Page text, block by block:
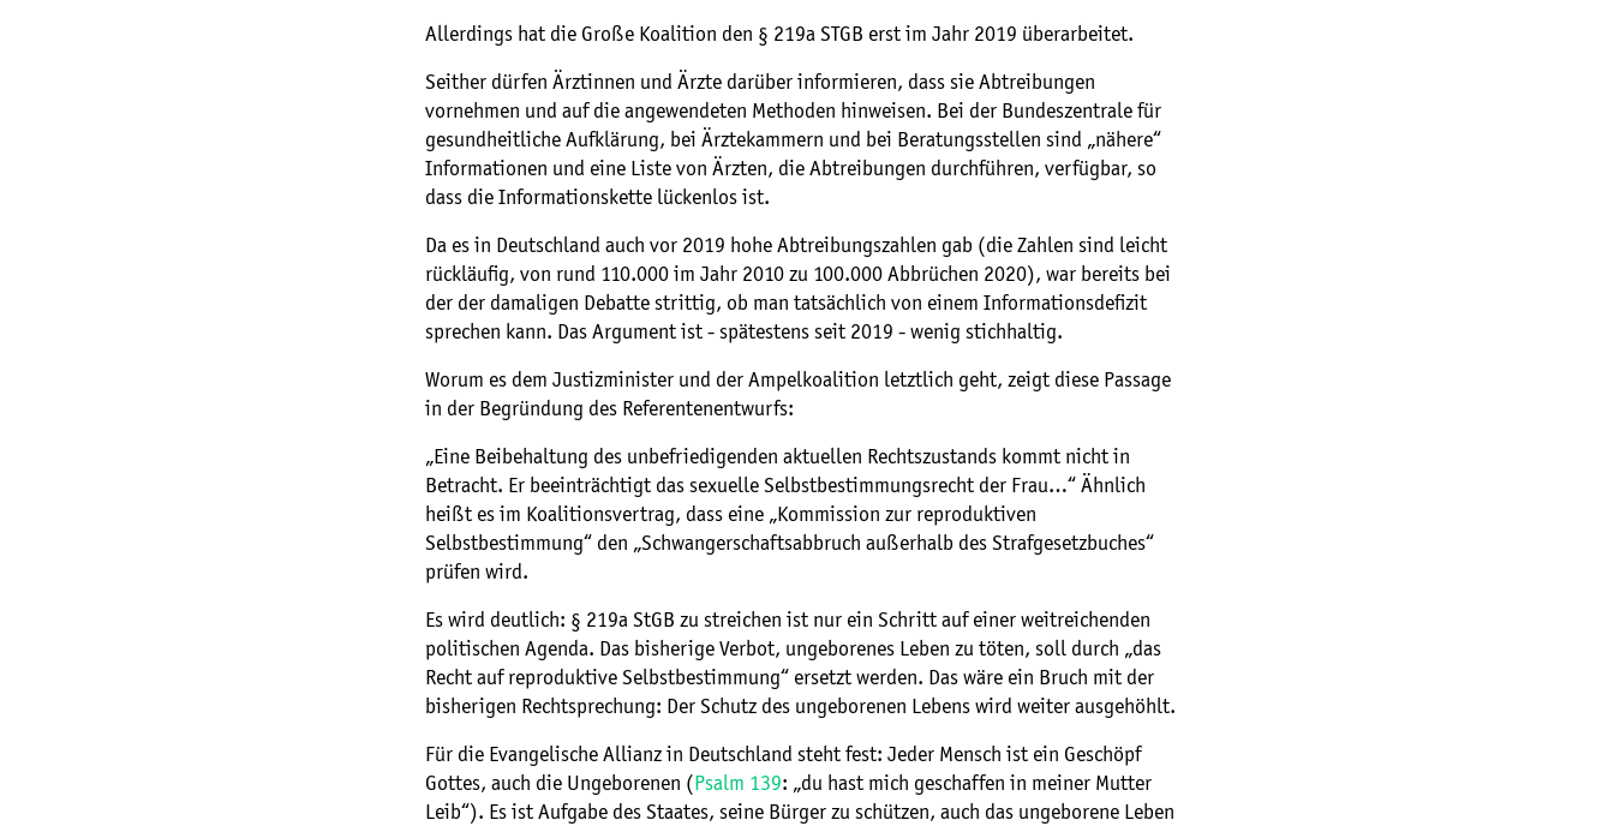
Allerdings hat die Große Koalition den § 219a STGB erst im Jahr 2019 überarbeitet.
Seither dürfen Ärztinnen und Ärzte darüber informieren, dass sie Abtreibungen
vornehmen und auf die angewendeten Methoden hinweisen. Bei der Bundeszentrale für
gesundheitliche Aufklärung, bei Ärztekammern und bei Beratungsstellen sind „nähere“
Informationen und eine Liste von Ärzten, die Abtreibungen durchführen, verfügbar, so
dass die Informationskette lückenlos ist.
Da es in Deutschland auch vor 2019 hohe Abtreibungszahlen gab (die Zahlen sind leicht
rückläufig, von rund 110.000 im Jahr 2010 zu 100.000 Abbrüchen 2020), war bereits bei
der der damaligen Debatte strittig, ob man tatsächlich von einem Informationsdefizit
sprechen kann. Das Argument ist - spätestens seit 2019 - wenig stichhaltig.
Worum es dem Justizminister und der Ampelkoalition letztlich geht, zeigt diese Passage
in der Begründung des Referentenentwurfs:
„Eine Beibehaltung des unbefriedigenden aktuellen Rechtszustands kommt nicht in
Betracht. Er beeinträchtigt das sexuelle Selbstbestimmungsrecht der Frau…“ Ähnlich
heißt es im Koalitionsvertrag, dass eine „Kommission zur reproduktiven
Selbstbestimmung“ den „Schwangerschaftsabbruch außerhalb des Strafgesetzbuches“
prüfen wird.
Es wird deutlich: § 219a StGB zu streichen ist nur ein Schritt auf einer weitreichenden
politischen Agenda. Das bisherige Verbot, ungeborenes Leben zu töten, soll durch „das
Recht auf reproduktive Selbstbestimmung“ ersetzt werden. Das wäre ein Bruch mit der
bisherigen Rechtsprechung: Der Schutz des ungeborenen Lebens wird weiter ausgehöhlt.
Für die Evangelische Allianz in Deutschland steht fest: Jeder Mensch ist ein Geschöpf
Gottes, auch die Ungeborenen ( Psalm 139: „du hast mich geschaffen in meiner Mutter
Leib“). Es ist Aufgabe des Staates, seine Bürger zu schützen, auch das ungeborene Leben